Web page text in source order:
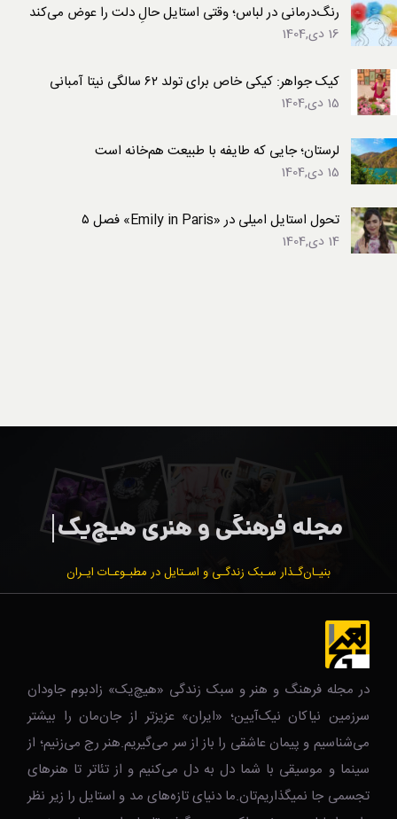
رنگ‌درمانی در لباس؛ وقتی استایل حالِ دلت را عوض می‌کند
16 دی,1404
کیک جواهر: کیکی خاص برای تولد ۶۲ سالگی نیتا آمبانی
15 دی,1404
لرستان؛ جایی که طایفه با طبیعت هم‌خانه است
15 دی,1404
تحول استایل امیلی در «Emily in Paris» فصل ۵
14 دی,1404
بنیـان‌گـذار سـبک زندگـی و اسـتایل در مطبـوعـات ایـران
در مجله فرهنگ و هنر و سبک زندگی‌ «هیچ‌یک» زادبوم جاودان
سرزمین نیاکان نیک‌‌‌آیین؛ «ایران» عزیزتر از جان‌مان را بیشتر
می‌شناسیم و پیمان عاشقی را باز از سر می‌گیریم.هنر رج می‌زنیم؛ از
سینما و موسیقی با شما دل به دل می‌کنیم و از تئاتر تا هنرهای
تجسمی جا نمیگذاریم‌تان.ما دنیای تازه‌های مد و استایل را زیر نظر